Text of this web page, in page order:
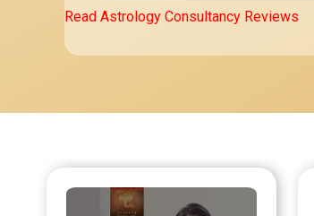
Read Astrology Consultancy Reviews